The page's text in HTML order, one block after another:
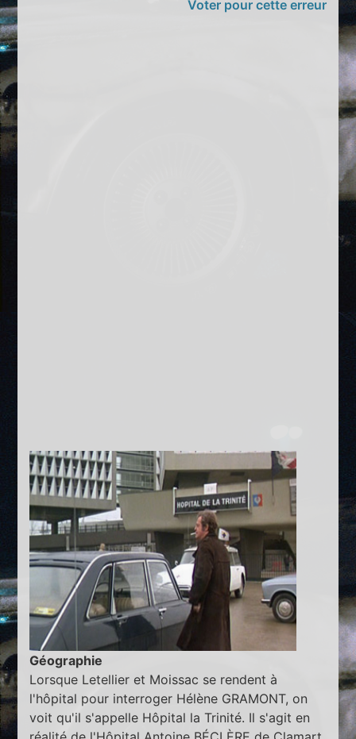
Voter pour cette erreur
Géographie
Lorsque Letellier et Moissac se rendent à
l'hôpital pour interroger Hélène GRAMONT, on
voit qu'il s'appelle Hôpital la Trinité. Il s'agit en